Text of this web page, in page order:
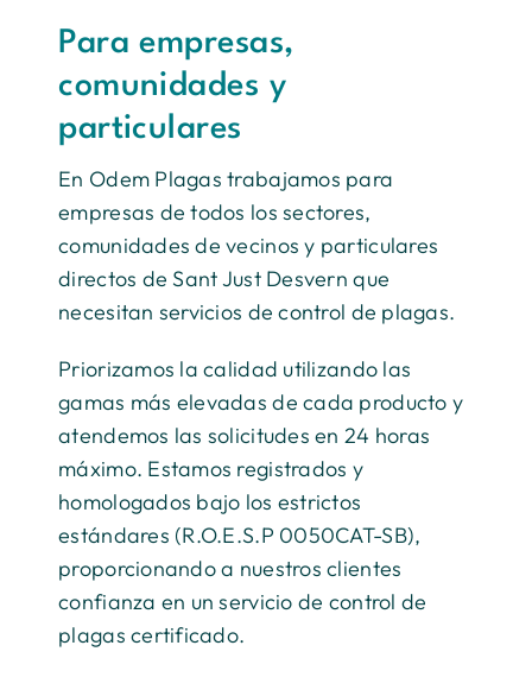
Para empresas,
comunidades y
particulares
En Odem Plagas trabajamos para
empresas de todos los sectores,
comunidades de vecinos y particulares
directos de Sant Just Desvern que
necesitan servicios de control de plagas.
Priorizamos la calidad utilizando las
gamas más elevadas de cada producto y
atendemos las solicitudes en 24 horas
máximo. Estamos registrados y
homologados bajo los estrictos
estándares (R.O.E.S.P 0050CAT-SB),
proporcionando a nuestros clientes
confianza en un servicio de control de
plagas certificado.